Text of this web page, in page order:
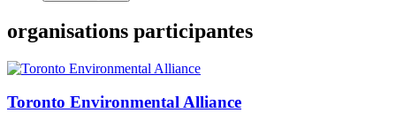
organisations participantes
Toronto Environmental Alliance